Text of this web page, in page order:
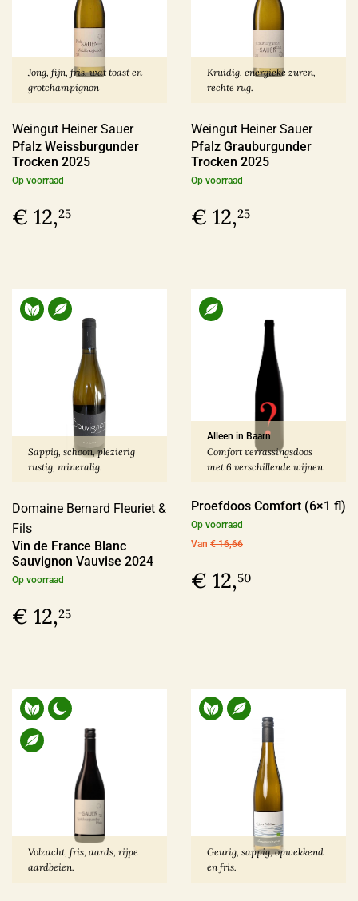
Jong, fijn, fris, wat toast en
grotchampignon
Weingut Heiner Sauer
Pfalz Weissburgunder
Trocken 2025
Op voorraad
€ 12,25
Kruidig, energieke zuren,
rechte rug.
Weingut Heiner Sauer
Pfalz Grauburgunder
Trocken 2025
Op voorraad
€ 12,25
Sappig, schoon, plezierig
rustig, mineralig.
Domaine Bernard Fleuriet &
Fils
Vin de France Blanc
Sauvignon Vauvise 2024
Op voorraad
€ 12,25
Alleen in Baarn
Comfort verrassingsdoos
met 6 verschillende wijnen
Proefdoos Comfort (6×1 fl)
Op voorraad
Van € 16,66
€ 12,50
Volzacht, fris, aards, rijpe
aardbeien.
Geurig, sappig, opwekkend
en fris.